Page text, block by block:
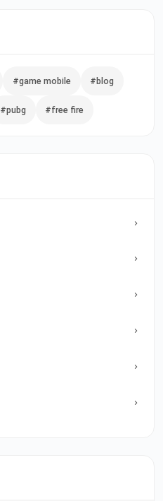
#game mobile #blog
#pubg #free fire